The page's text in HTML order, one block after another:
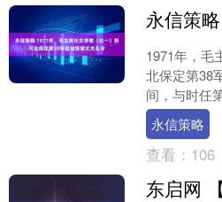
1971年，毛
北保定第38
间，与时任
等来到阜平
合影。 李敏
永信策略
查看： 106